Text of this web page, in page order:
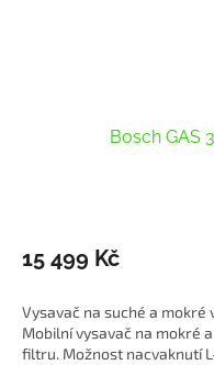
Bosch GAS
15 499 Kč
Vysavač na suché a mokré
Mobilní vysavač na mokré
filtru. Možnost nacvaknutí